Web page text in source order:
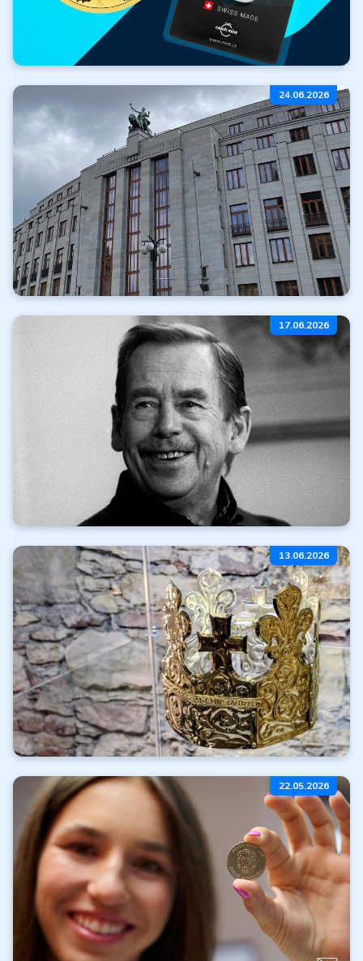
Zlato zdarma
k nákupu
Číst dále
Všechny články
24.06.2026
Zdržení realizace
emisního plánu ČNB
Všechny články
17.06.2026
Míříme na karlovarský
filmový festival
Číst dále
Všechny články
13.06.2026
Koruny moci
a nebes
Číst dále
Všechny články
22.05.2026